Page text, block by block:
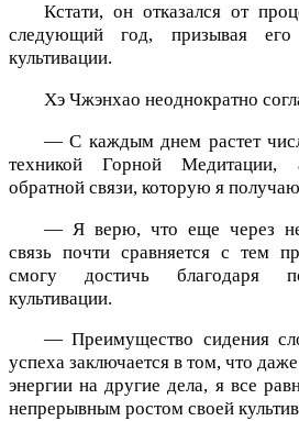
Кстати, он отказался от
следующий год, призывая его
культивации.
Хэ Чжэнхао неоднократно
— С каждым днем растет
техникой Горной Медитации,
обратной связи, которую я
— Я верю, что еще через
связь почти сравняется с тем
смогу достичь благодаря
культивации.
— Преимущество сидения
успеха заключается в том, что
энергии на другие дела, я все
непрерывным ростом своей